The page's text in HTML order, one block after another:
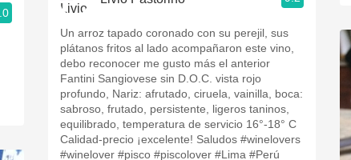
Un arroz tapado coronado con su perejil, sus
plátanos fritos al lado acompañaron este vino,
debo reconocer me gusto más el anterior
Fantini Sangiovese sin D.O.C. vista rojo
profundo, Nariz: afrutado, ciruela, vainilla, boca:
sabroso, frutado, persistente, ligeros taninos,
equilibrado, temperatura de servicio 16°-18° C
Calidad-precio ¡excelente! Saludos #winelovers
#winelover #pisco #piscolover #Lima #Perú